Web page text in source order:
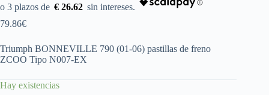
€ 26.62
79.86€
Triumph BONNEVILLE 790 (01-06) pastillas de freno
ZCOO Tipo N007-EX
Hay existencias